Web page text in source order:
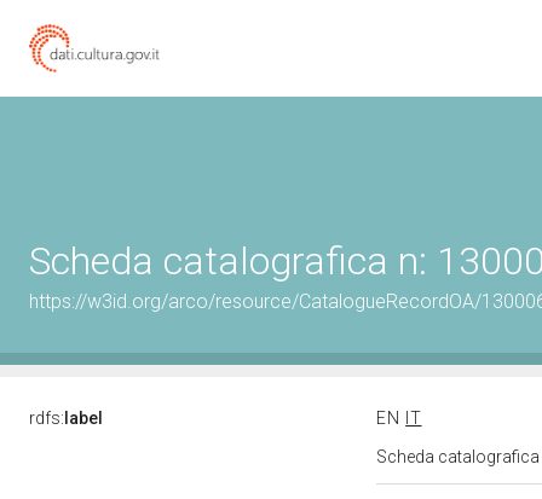
Scheda catalografica n:
https://w3id.org/arco/resource/CatalogueRecordOA/
rdfs: label EN
IT
Scheda